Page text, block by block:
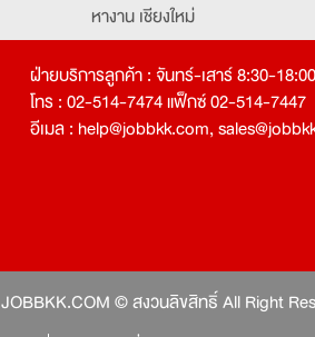
หางาน เชียงใหม่
หางาน ฉะเชิงเทรา
ฝ่ายบริการลูกค้า : จันทร์-เสาร์ 8:30-
โทร : 02-514-7474 แฟ็กซ์ 02-514-7447
อีเมล : help@jobbkk.com,
JOBBKK.COM © สงวนลิขสิทธิ์ All Right